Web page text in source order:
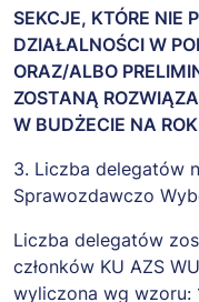
SEKCJE, KTÓRE NIE
DZIAŁALNOŚCI W
ORAZ/ALBO
ZOSTANĄ
W BUDŻECIE NA
3. Liczba delegatów
Sprawozdawczo
Liczba delegatów
członków KU AZS
wyliczona wg wzoru: